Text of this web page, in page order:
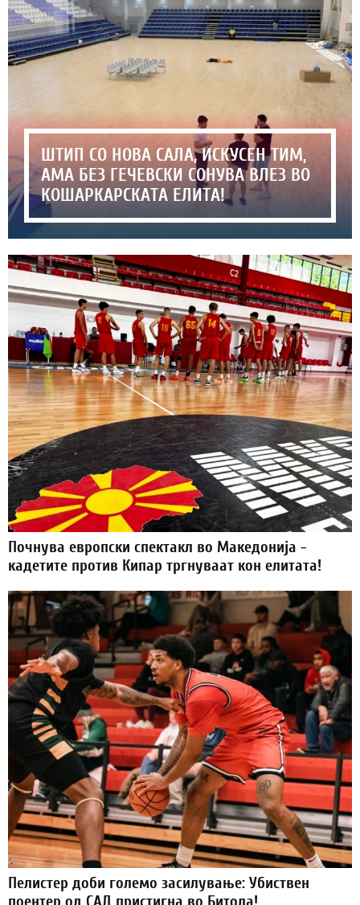
ШТИП СО НОВА САЛА, ИСКУСЕН ТИМ,
АМА БЕЗ ГЕЧЕВСКИ СОНУВА ВЛЕЗ ВО
КОШАРКАРСКАТА ЕЛИТА!
Почнува европски спектакл во Македонија -
кадетите против Кипар тргнуваат кон елитата!
Пелистер доби големо засилување: Убиствен